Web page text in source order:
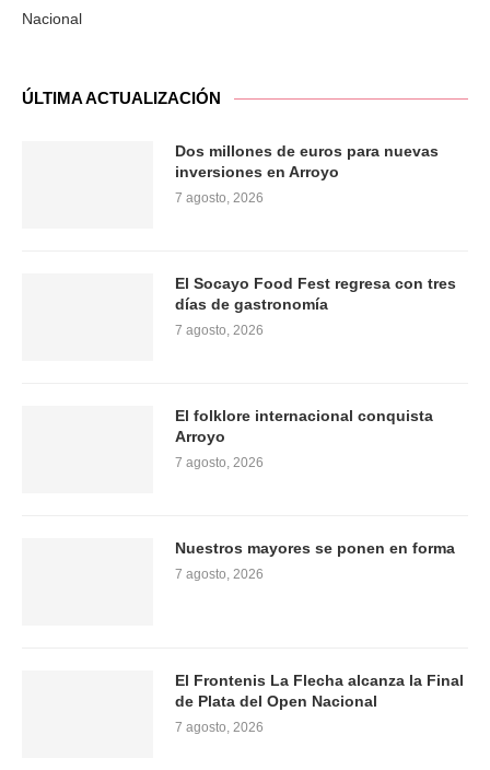
Nacional
ÚLTIMA ACTUALIZACIÓN
Dos millones de euros para nuevas
inversiones en Arroyo
7 agosto, 2026
El Socayo Food Fest regresa con tres
días de gastronomía
7 agosto, 2026
El folklore internacional conquista
Arroyo
7 agosto, 2026
Nuestros mayores se ponen en forma
7 agosto, 2026
El Frontenis La Flecha alcanza la Final
de Plata del Open Nacional
7 agosto, 2026